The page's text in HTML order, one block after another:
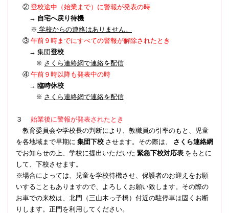
② 登校途中（始業まで）に警報が発表の時
→ 自宅へ戻り待機
※ 学校からの連絡はありません。
③ 午前９時までにすべての警報が解除されたとき
→ 集団登校
※ さくら連絡網で連絡を配信
④ 午前９時以降も発表中の時
→ 臨時休校
※ さくら連絡網で連絡を配信
３ 始業後に警報が発表されたとき
教育委員会や学校長の判断により、教職員の引率のもと、児童
を各地域まで早期に 集団下校 させます。その際は、 さくら連絡網
でお知らせの上、学校に提出いただいた 緊急下校対応表 をもとに
して、下校させます。
※場合によっては、児童を学校待機させ、保護者のお迎えをお願
いすることもありますので、よろしくお願い致します。その際の
お車での来校は、北門（三山木っ子橋）付近の駐停車は固くお断
りします。正門を利用してください。